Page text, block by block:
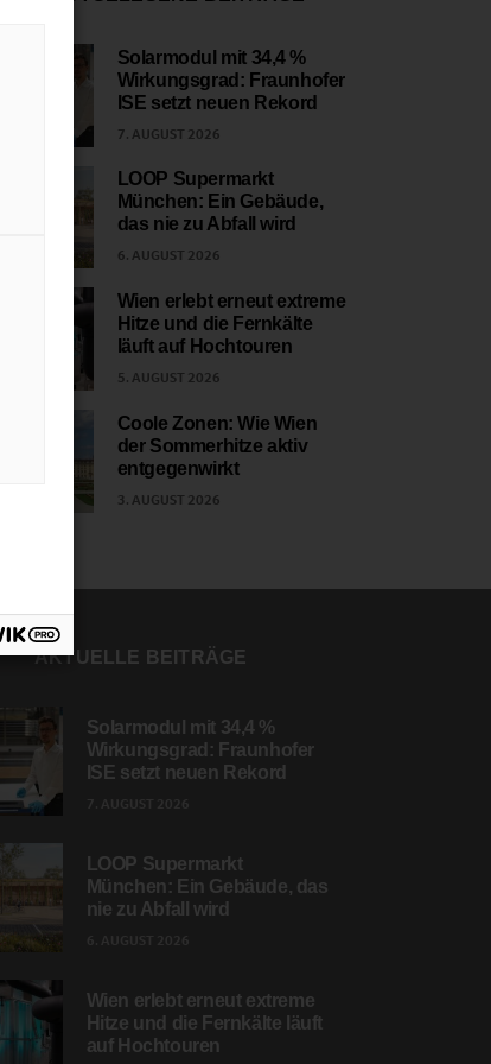
Solarmodul mit 34,4 %
Wirkungsgrad: Fraunhofer
ISE setzt neuen Rekord
7. AUGUST 2026
LOOP Supermarkt
München: Ein Gebäude,
das nie zu Abfall wird
6. AUGUST 2026
Wien erlebt erneut extreme
Hitze und die Fernkälte
läuft auf Hochtouren
5. AUGUST 2026
Coole Zonen: Wie Wien
der Sommerhitze aktiv
entgegenwirkt
3. AUGUST 2026
AKTUELLE BEITRÄGE
Solarmodul mit 34,4 %
Wirkungsgrad: Fraunhofer
ISE setzt neuen Rekord
LOOP Supermarkt
München: Ein Gebäude, das
nie zu Abfall wird
Wien erlebt erneut extreme
Hitze und die Fernkälte läuft
auf Hochtouren